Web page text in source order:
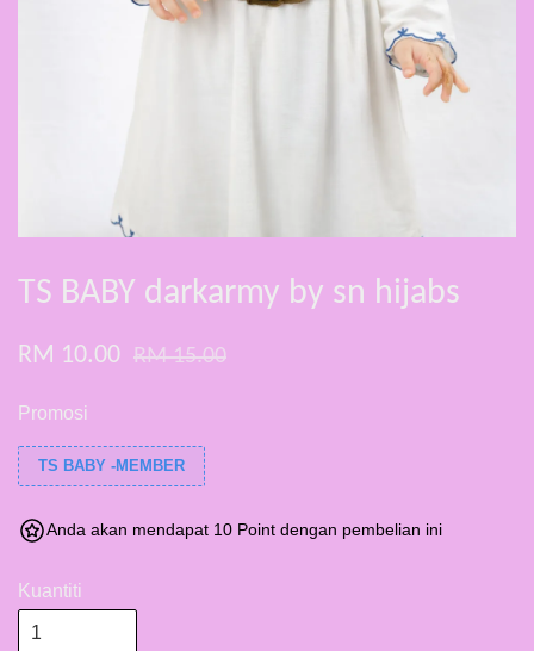
TS BABY darkarmy by sn hijabs
RM 10.00 RM 15.00
Promosi
TS BABY -MEMBER
Anda akan mendapat 10 Point dengan pembelian ini
Kuantiti